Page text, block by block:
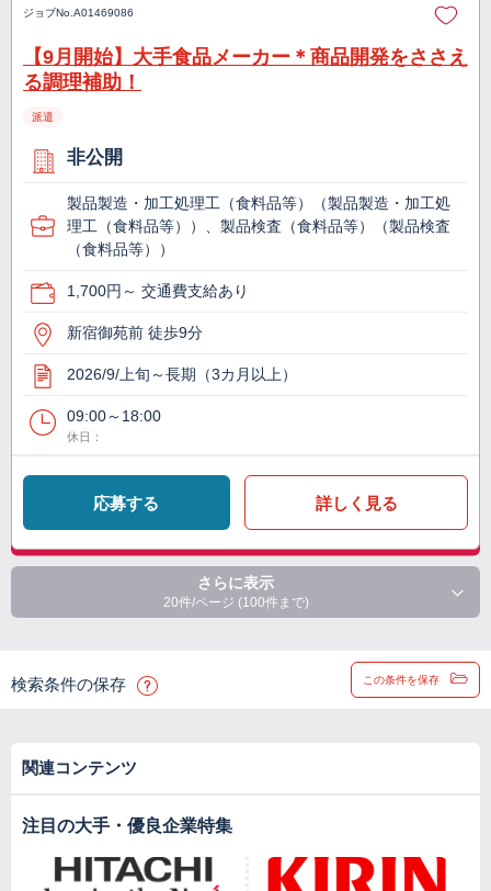
ジョブNo. A01469086
【9月開始】大手食品メーカー＊商品開発をささえ
る調理補助！
派遣
非公開
製品製造・加工処理工（食料品等）（製品製造・加工処
理工（食料品等））、製品検査（食料品等）（製品検査
（食料品等））
1,700円～ 交通費支給あり
新宿御苑前 徒歩9分
2026/9/上旬～長期（3カ月以上）
09:00～18:00
休日：
応募する 詳しく見る
さらに表示
20件/ページ (100件まで)
検索条件の保存 この条件を保存
関連コンテンツ
注目の大手・優良企業特集